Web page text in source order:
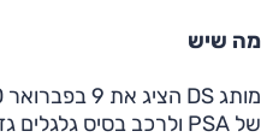
מה שיש